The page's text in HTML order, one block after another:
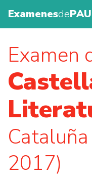
ExamenesdePAU
Examen
2017)